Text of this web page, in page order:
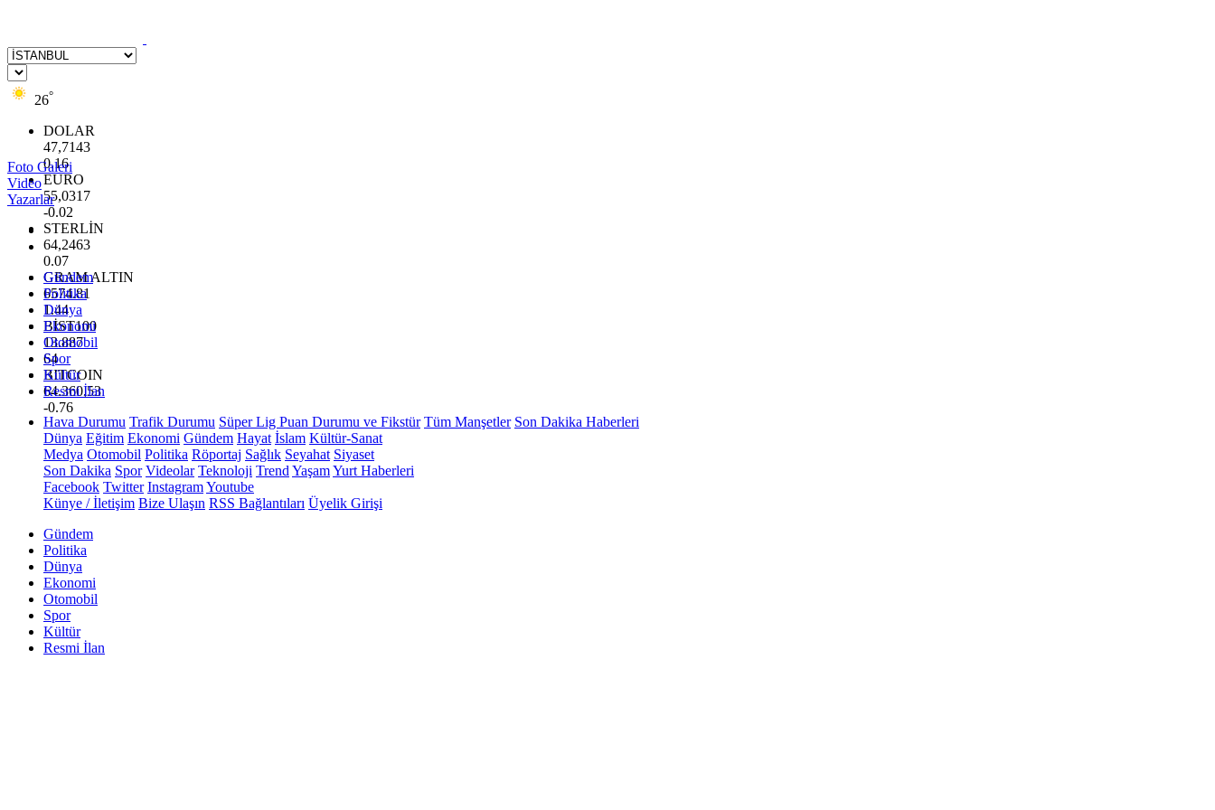
26°
DOLAR
47,7143
0.16
EURO
55,0317
-0.02
STERLİN
64,2463
0.07
GRAM ALTIN
6574.81
1.44
BİST100
13.887
64
BITCOIN
64.360,53
-0.76
Foto Galeri
Video
Yazarlar
Gündem
Politika
Dünya
Ekonomi
Otomobil
Spor
Kültür
Resmi İlan
Hava Durumu Trafik Durumu Süper Lig Puan Durumu ve Fikstür Tüm Manşetler Son Dakika Haberleri
Dünya Eğitim Ekonomi Gündem Hayat İslam Kültür-Sanat
Medya Otomobil Politika Röportaj Sağlık Seyahat Siyaset
Son Dakika Spor Videolar Teknoloji Trend YaşamYurt Haberleri
Facebook Twitter InstagramYoutube
Künye / İletişim Bize Ulaşın RSS Bağlantıları Üyelik Girişi
Gündem
Politika
Dünya
Ekonomi
Otomobil
Spor
Kültür
Resmi İlan